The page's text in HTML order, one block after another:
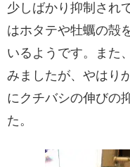
少しばかり抑制され
はホタテや牡蠣の殻
いるようです。また
みましたが、やはり
にクチバシの伸びの
た。